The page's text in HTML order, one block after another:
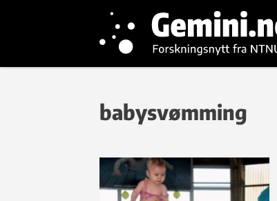
babysvømming